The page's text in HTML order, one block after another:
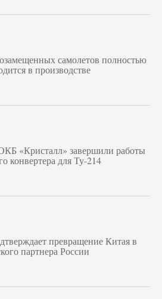
самолетов полностью
в производстве
«Кристалл» завершили работы
конвертера для Ту-214
превращение Китая в
партнера России